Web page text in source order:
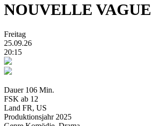
NOUVELLE VAGUE
Freitag
25.09.26
20:15
Dauer 106 Min.
FSK ab 12
Land FR, US
Produktionsjahr 2025